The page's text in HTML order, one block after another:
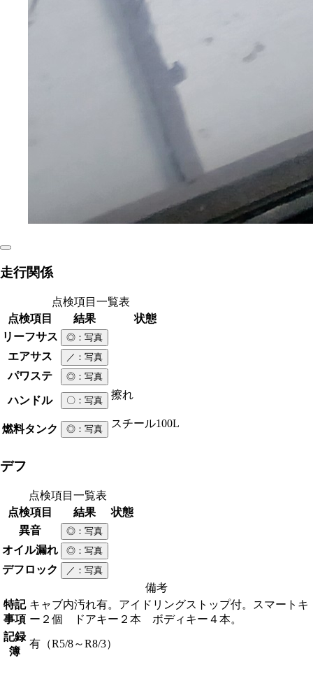
走行関係
点検項目一覧表
点検項目
結果
状態
リーフサス
◎ ：写真
エアサス ／ ：写真
パワステ ◎ ：写真
ハンドル 〇 ：写真 擦れ
燃料タンク ◎ ：写真 スチール100L
デフ
点検項目一覧表
点検項目
結果
状態
異音
◎ ：写真
オイル漏れ ◎ ：写真
デフロック ／ ：写真
備考
特記
事項
キャブ内汚れ有。アイドリングストップ付。スマートキ
ー２個 ドアキー２本 ボディキー４本。
記録
簿
有（R5/8～R8/3）